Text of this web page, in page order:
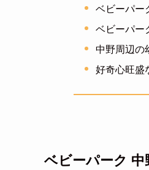
ベビーパー
ベビーパー
中野周辺の
好奇心旺盛
ベビーパーク 中